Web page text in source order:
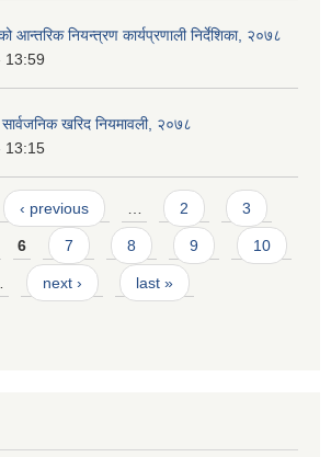
आन्तरिक नियन्त्रण कार्यप्रणाली निर्देशिका, २०७८
13:59
सार्वजनिक खरिद नियमावली, २०७८
13:15
‹ previous 2 3
6 7 8 9 10
next › last »